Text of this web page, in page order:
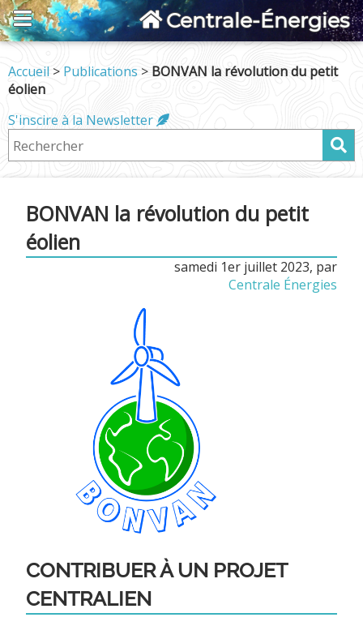
Centrale-Énergies
Accueil > Publications > BONVAN la révolution du petit
éolien
S'inscire à la Newsletter
BONVAN la révolution du petit
éolien
samedi 1er juillet 2023, par
Centrale Énergies
CONTRIBUER À UN PROJET
CENTRALIEN